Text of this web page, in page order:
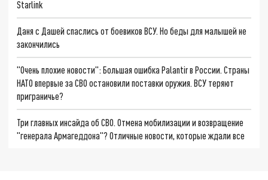
Starlink
Даня с Дашей спаслись от боевиков ВСУ. Но беды для малышей не
закончились
"Очень плохие новости": Большая ошибка Palantir в России. Страны
НАТО впервые за СВО остановили поставки оружия. ВСУ теряют
приграничье?
Три главных инсайда об СВО. Отмена мобилизации и возвращение
"генерала Армагеддона"? Отличные новости, которые ждали все